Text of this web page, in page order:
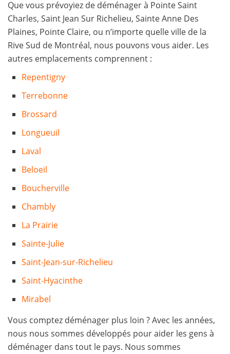
Que vous prévoyiez de déménager à Pointe Saint
Charles, Saint Jean Sur Richelieu, Sainte Anne Des
Plaines, Pointe Claire, ou n’importe quelle ville de la
Rive Sud de Montréal, nous pouvons vous aider. Les
autres emplacements comprennent :
Repentigny
Terrebonne
Brossard
Longueuil
Laval
Beloeil
Boucherville
Chambly
La Prairie
Sainte-Julie
Saint-Jean-sur-Richelieu
Saint-Hyacinthe
Mirabel
Vous comptez déménager plus loin ? Avec les années,
nous nous sommes développés pour aider les gens à
déménager dans tout le pays. Nous sommes